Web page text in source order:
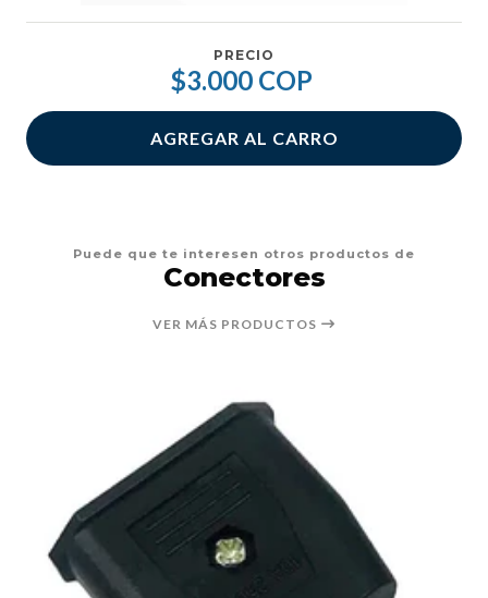
PRECIO
$3.000 COP
AGREGAR AL CARRO
Puede que te interesen otros productos de
Conectores
VER MÁS PRODUCTOS